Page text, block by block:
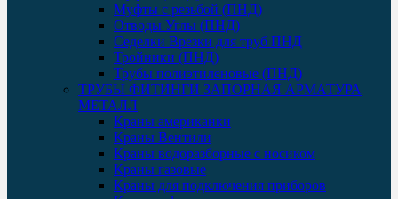
Муфты с резьбой (ПНД)
Отводы Углы (ПНД)
Седелки Врезки для труб ПНД
Тройники (ПНД)
Трубы полиэтиленовые (ПНД)
ТРУБЫ ФИТИНГИ ЗАПОРНАЯ АРМАТУРА
МЕТАЛЛ
Краны американки
Краны Вентили
Краны водоразборные с носиком
Краны газовые
Краны для подключения приборов